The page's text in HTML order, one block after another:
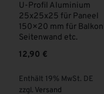
Aluminium Paneel
mm für Balkon
etc.
zzgl.Versand